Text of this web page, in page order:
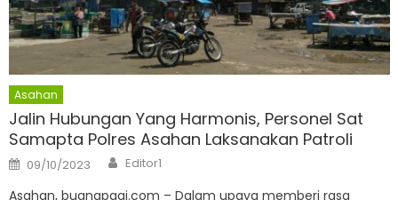
Asahan
Jalin Hubungan Yang Harmonis, Personel Sat
Samapta Polres Asahan Laksanakan Patroli
Posted
on
09/10/2023 Author
Editor1
Asahan, buanapagi.com – Dalam upaya memberi rasa